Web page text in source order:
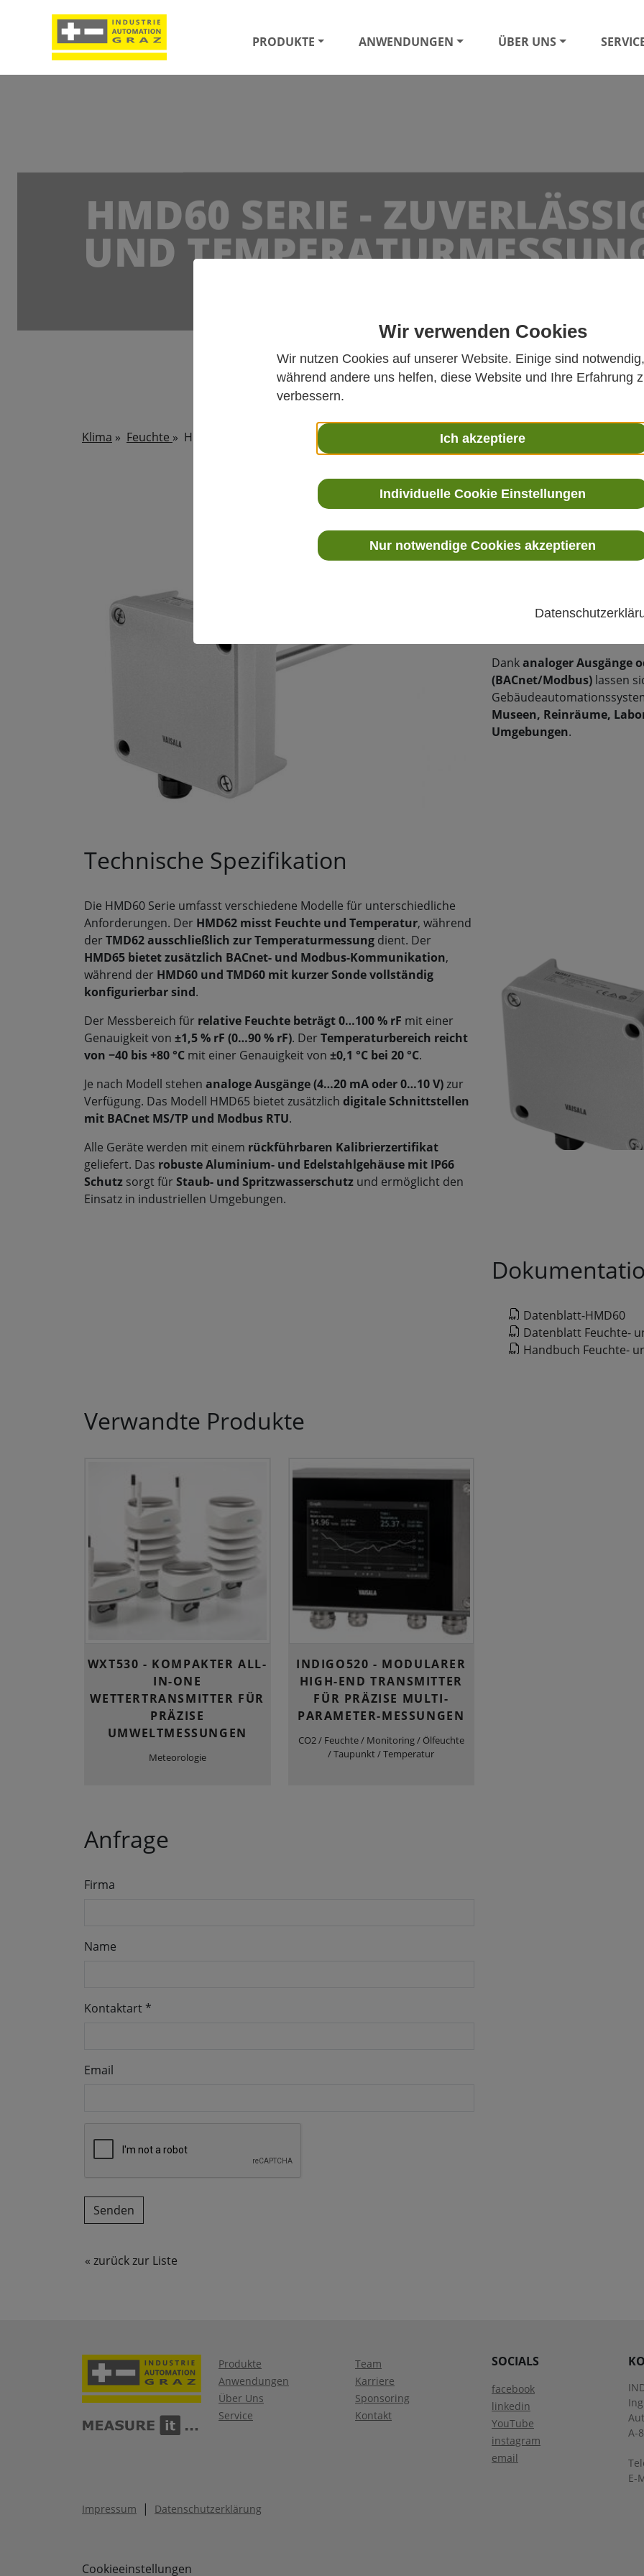
Wir verwenden Cookies
Wir nutzen Cookies auf unserer Website. Einige sind notwendig,
während andere uns helfen, diese Website und Ihre Erfahrung
verbessern.
Ich akzeptiere
Individuelle Cookie Einstellungen
Nur notwendige Cookies akzeptieren
PRODUKTE ANWENDUNGEN ÜBER UNS
HMD60 SERIE -
UND
Klima » Feuchte » HMD60 Serie - Zuverlässige Feuchte- und Temperaturmessung für HLK & Industrie
DieVaisala HMD60 Serie
von bis zu ±1,5 % rF und
Dankanaloger Ausgänge
(BACnet/Modbus) lassen
Museen, Reinräume,
Umgebungen.
Technische Spezifikation
Die HMD60 Serie umfasst verschiedene Modelle für unterschiedliche
Anforderungen. Der HMD62 misst Feuchte und Temperatur, während
derTMD62 ausschließlich zur Temperaturmessung dient. Der
HMD65 bietet zusätzlich BACnet- und Modbus-Kommunikation,
während der HMD60 und TMD60 mit kurzer Sonde vollständig
konfigurierbar sind.
Der Messbereich für relative Feuchte beträgt 0…100 % rF mit einer
Genauigkeit von ±1,5 % rF (0…90 % rF). DerTemperaturbereich reicht
von −40 bis +80 °C mit einer Genauigkeit von ±0,1 °C bei 20 °C.
Je nach Modell stehen analoge Ausgänge (4…20 mA oder 0…10 V)zur
Verfügung. Das Modell HMD65 bietet zusätzlich digitale Schnittstellen
mit BACnet MS/TP und Modbus RTU.
Alle Geräte werden mit einem rückführbaren Kalibrierzertifikat
geliefert. Das robuste Aluminium- und Edelstahlgehäuse mit IP66
Schutz sorgt fürStaub- und Spritzwasserschutz und ermöglicht den
Einsatz in industriellen Umgebungen.
Datenblatt-HMD60
Datenblatt Feuchte-
Handbuch Feuchte-
Verwandte Produkte
WXT530 - KOMPAKTER ALL-
IN-ONE
WETTERTRANSMITTER FÜR
PRÄZISE
UMWELTMESSUNGEN
Meteorologie
INDIGO520 - MODULARER
HIGH-END TRANSMITTER
FÜR PRÄZISE MULTI-
PARAMETER-MESSUNGEN
CO2 / Feuchte / Monitoring / Ölfeuchte
/ Taupunkt / Temperatur
Anfrage
Firma
Name
Kontaktart *
Email
« zurück zur Liste
Produkte
Anwendungen
Über Uns
Service
Team
Karriere
Sponsoring
Kontakt
SOCIALS
facebook
linkedin
YouTube
instagram
email
A-
E-
Impressum | Datenschutzerklärung
Cookieeinstellungen